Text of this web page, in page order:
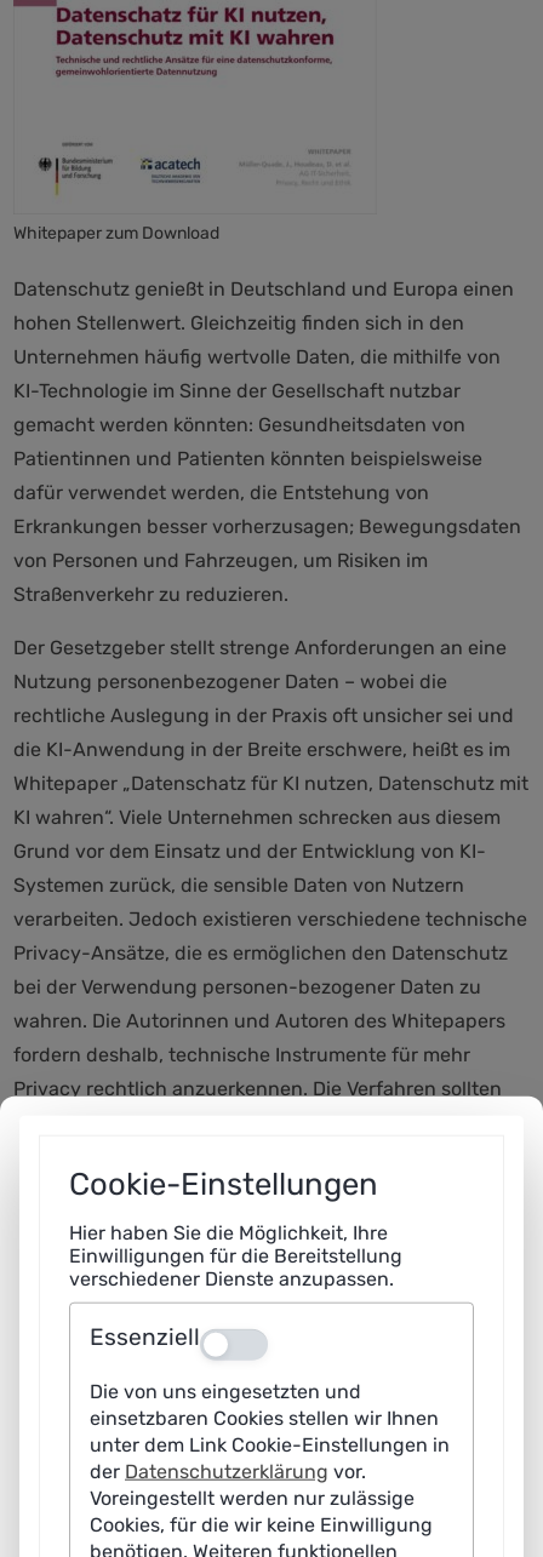
Whitepaper zum Download
Datenschutz genießt in Deutschland und Europa einen
hohen Stellenwert. Gleichzeitig finden sich in den
Unternehmen häufig wertvolle Daten, die mithilfe von
KI-Technologie im Sinne der Gesellschaft nutzbar
gemacht werden könnten: Gesundheitsdaten von
Patientinnen und Patienten könnten beispielsweise
dafür verwendet werden, die Entstehung von
Erkrankungen besser vorherzusagen; Bewegungsdaten
von Personen und Fahrzeugen, um Risiken im
Straßenverkehr zu reduzieren.
Der Gesetzgeber stellt strenge Anforderungen an eine
Nutzung personenbezogener Daten – wobei die
rechtliche Auslegung in der Praxis oft unsicher sei und
die KI-Anwendung in der Breite erschwere, heißt es im
Whitepaper „Datenschatz für KI nutzen, Datenschutz mit
KI wahren“. Viele Unternehmen schrecken aus diesem
Grund vor dem Einsatz und der Entwicklung von KI-
Systemen zurück, die sensible Daten von Nutzern
verarbeiten. Jedoch existieren verschiedene technische
Privacy-Ansätze, die es ermöglichen den Datenschutz
bei der Verwendung personen-bezogener Daten zu
wahren. Die Autorinnen und Autoren des Whitepapers
fordern deshalb, technische Instrumente für mehr
Privacy rechtlich anzuerkennen. Die Verfahren sollten
Europäischen Union aufgenommen und in
anwendungsspezifischer Datenschutzgesetzgebung
ausformuliert werden. Dies ermögliche eine flexiblere
Nutzung personenbezogener Daten. Voraussetzung: die
Nutzung personenbezogener Daten ist alternativlos und
liegt im Interesse des Gemeinwohls.
Handlungsräume für KI-Entwicklung schaffen
“Einsatz und Entwicklung von KI brauchen
Rechtssicherheit. Statt Verbotsräumen sollte der
Gesetzgeber Handlungsräume schaffen und technische
Cookie-Einstellungen
Hier haben Sie die Möglichkeit, Ihre
Einwilligungen für die Bereitstellung
verschiedener Dienste anzupassen.
Essenziell Aus
Die von uns eingesetzten und
einsetzbaren Cookies stellen wir Ihnen
unter dem Link Cookie-Einstellungen in
der Datenschutzerklärung vor.
Voreingestellt werden nur zulässige
Cookies, für die wir keine Einwilligung
benötigen. Weiteren funktionellen